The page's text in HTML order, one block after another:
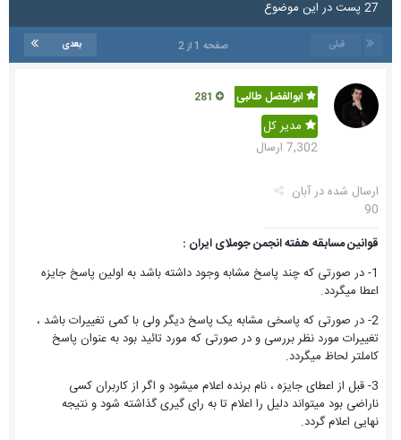
27 پست در این موضوع
قبلی بعدی صفحه 1 از 2
ابوالفضل طالبی
مدیر کل
7,302 ارسال
ارسال شده درآبان
90
قوانین مسابقه هفته انجمن جوملای ایران :
1- در صورتی که چند پاسخ مشابه وجود داشته باشد به اولین پاسخ جایزه
اعطا میگردد.
2- در صورتی که پاسخی مشابه یک پاسخ دیگر ولی با کمی تغییرات باشد ،
تغییرات مورد نظر بررسی و در صورتی که مورد تائید بود به عنوان پاسخ
کاملتر لحاظ میگردد.
3- قبل از اعطای جایزه ، نام برنده اعلام میشود و اگر از کاربران کسی
ناراضی بود میتواند دلیل را اعلام تا به رای گیری گذاشته شود و نتیجه
نهایی اعلام گردد.